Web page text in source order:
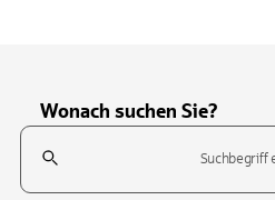
Wonach suchen Sie?
Suchfeld